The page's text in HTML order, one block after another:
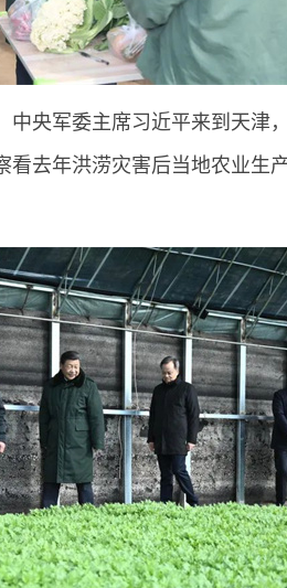
中央军委主席习近平来到天津
去年洪涝灾害后当地农业生